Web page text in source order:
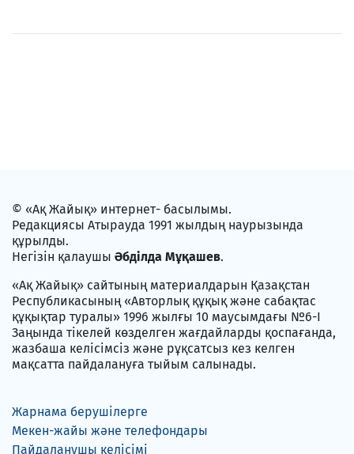
© «Ақ Жайық» интернет- басылымы.
Редакциясы Атырауда 1991 жылдың наурызында
құрылды.
Негізін қалаушы Әбділда Мұқашев.
«Ақ Жайық» сайтының материалдарын Қазақстан
Республикасының «Авторлық құқық және сабақтас
құқықтар туралы» 1996 жылғы 10 маусымдағы №6-I
Заңында тікелей көзделген жағдайларды қоспағанда,
жазбаша келісімсіз және рұқсатсыз кез келген
мақсатта пайдалануға тыйым салынады.
Жарнама берушілерге
Мекен-жайы және телефондары
Пайдаланушы келісімі